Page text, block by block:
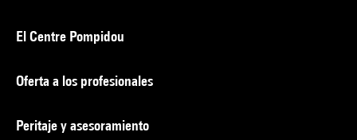
El Centre Pompidou
Oferta a los profesionales
Peritaje y asesoramiento